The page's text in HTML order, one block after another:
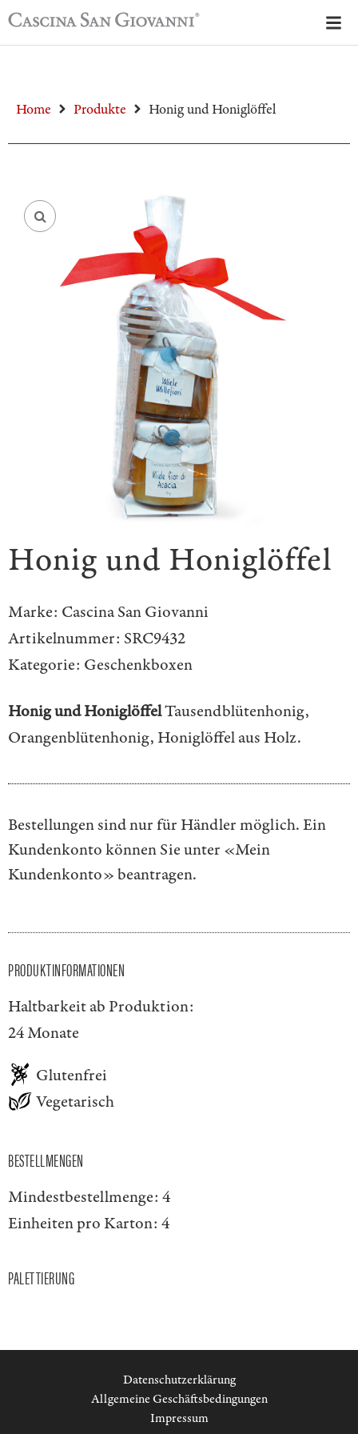
Home Produkte Honig und Honiglöffel
Honig und Honiglöffel
Marke: Cascina San Giovanni
Artikelnummer: SRC9432
Kategorie: Geschenkboxen
Honig und HoniglöffelTausendblütenhonig,
Orangenblütenhonig, Honiglöffel aus Holz.
Bestellungen sind nur für Händler möglich. Ein
Kundenkonto können Sie unter «Mein
Kundenkonto»beantragen.
PRODUKTINFORMATIONEN
Haltbarkeit ab Produktion:
24 Monate
Glutenfrei
Vegetarisch
BESTELLMENGEN
Mindestbestellmenge: 4
Einheiten pro Karton: 4
PALETTIERUNG
Datenschutzerklärung
Allgemeine Geschäftsbedingungen
Impressum